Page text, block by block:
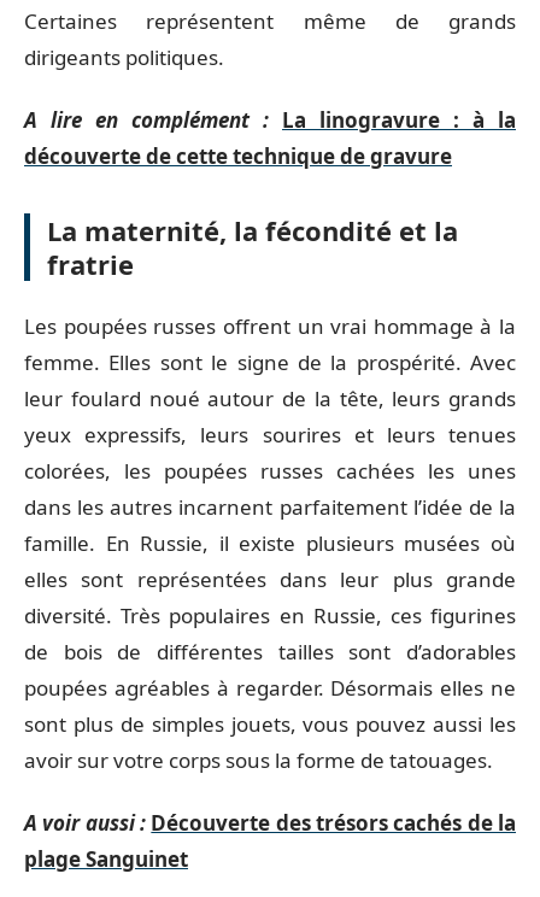
Certaines représentent même de grands
dirigeants politiques.
A lire en complément : La linogravure : à la
découverte de cette technique de gravure
La maternité, la fécondité et la
fratrie
Les poupées russes offrent un vrai hommage à la
femme. Elles sont le signe de la prospérité. Avec
leur foulard noué autour de la tête, leurs grands
yeux expressifs, leurs sourires et leurs tenues
colorées, les poupées russes cachées les unes
dans les autres incarnent parfaitement l’idée de la
famille. En Russie, il existe plusieurs musées où
elles sont représentées dans leur plus grande
diversité. Très populaires en Russie, ces figurines
de bois de différentes tailles sont d’adorables
poupées agréables à regarder. Désormais elles ne
sont plus de simples jouets, vous pouvez aussi les
avoir sur votre corps sous la forme de tatouages.
A voir aussi : Découverte des trésors cachés de la
plage Sanguinet